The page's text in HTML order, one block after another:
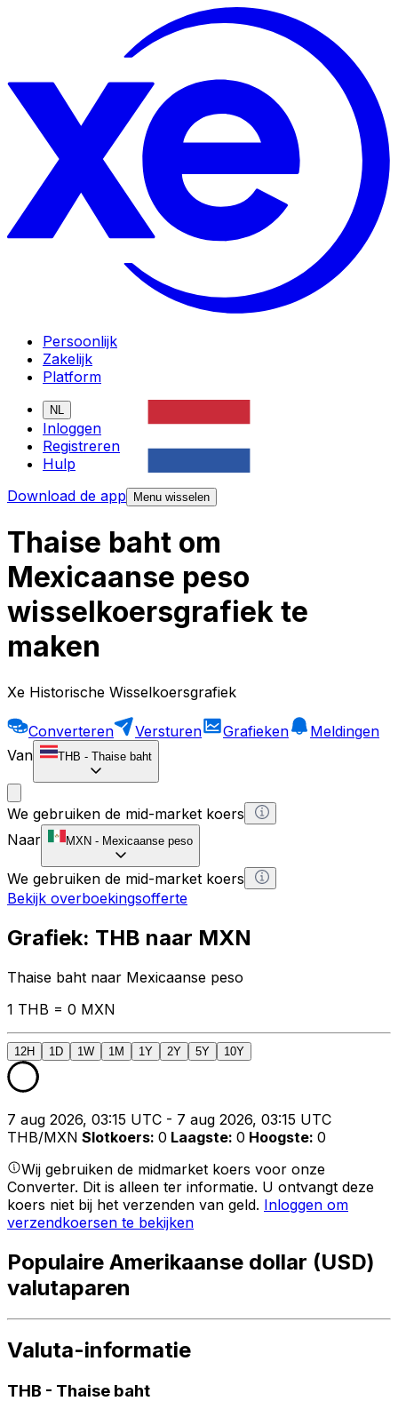
Persoonlijk
Zakelijk
Platform
NL
Inloggen
Registreren
Hulp
Download de app
Menu wisselen
Thaise baht om
Mexicaanse peso
wisselkoersgrafiek te
maken
Xe Historische Wisselkoersgrafiek
Converteren Versturen Grafieken
Meldingen
Van
THB - Thaise baht
We gebruiken de mid-market koers
Naar
MXN - Mexicaanse peso
We gebruiken de mid-market koers
Bekijk overboekingsofferte
Grafiek: THB naar MXN
Thaise baht naar Mexicaanse peso
1 THB = 0 MXN
12H 1D 1W 1M 1Y 2Y 5Y 10Y
7 aug 2026, 03:15 UTC - 7 aug 2026, 03:15 UTC
THB/MXN Slotkoers: 0 Laagste: 0 Hoogste: 0
Wij gebruiken de midmarket koers voor onze
Converter. Dit is alleen ter informatie. U ontvangt deze
koers niet bij het verzenden van geld. Inloggen om
verzendkoersen te bekijken
Populaire Amerikaanse dollar (USD)
valutaparen
Valuta-informatie
THB - Thaise baht